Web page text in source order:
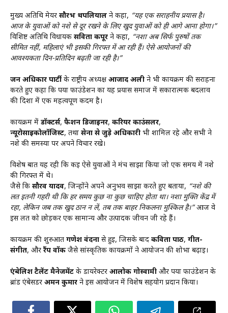
मुख्य अतिथि मेयर सौरभ थपलियाल ने कहा, “यह एक सराहनीय प्रयास है।
आज के युवाओं को नशे से दूर रखने के लिए खुद युवाओं को ही आगे आना होगा।”
विशिष्ट अतिथि विधायक सविता कपूर ने कहा, “नशा अब सिर्फ पुरुषों तक
सीमित नहीं, महिलाएं भी इसकी गिरफ्त में आ रही हैं। ऐसे आयोजनों की
आवश्यकता दिन-प्रतिदिन बढ़ती जा रही है।”
जन अधिकार पार्टीके राष्ट्रीय अध्यक्षआजाद अली ने भी कार्यक्रम की सराहना
करते हुए कहा कि पर्या फाउंडेशन का यह प्रयास समाज में सकारात्मक बदलाव
की दिशा में एक महत्वपूर्ण कदम है।
कार्यक्रम में डॉक्टर्स, फैशन डिजाइनर, करियर काउंसलर,
न्यूरोसाइकोलॉजिस्ट, तथा सेना से जुड़े अधिकारी भी शामिल रहे और सभी ने
नशे की समस्या पर अपने विचार रखे।
विशेष बात यह रही कि कई ऐसे युवाओं ने मंच साझा किया जो एक समय में नशे
की गिरफ्त में थे।
जैसे कि सौरव यादव, जिन्होंने अपने अनुभव साझा करते हुए बताया, “नशे की
लत इतनी गहरी थी कि हर समय कुछ ना कुछ चाहिए होता था। नशा मुक्ति केंद्र में
रहा, लेकिन जब तक खुद ठान न लें, तब तक बाहर निकलना मुश्किल है।”आज वे
इस लत को छोड़कर एक सामान्य और उत्पादक जीवन जी रहे हैं।
कार्यक्रम की शुरुआत गणेश वंदना से हुई, जिसके बाद कविता पाठ, गीत-
संगीत, औररैंप वॉक जैसे सांस्कृतिक कार्यक्रमों ने आयोजन की शोभा बढ़ाई।
एंबेलिश टैलेंट मैनेजमेंट के डायरेक्टर आलोक गोस्वामी और पर्या फाउंडेशन के
ब्रांड एंबेसडर अमन कुमार ने इस आयोजन में विशेष सहयोग प्रदान किया।